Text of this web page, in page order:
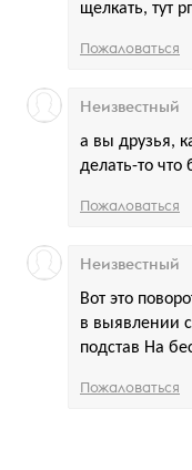
щелкать, тут
Пожаловаться
а вы друзья,
делать-то что
Неизвестный
Пожаловаться
Вот это
в выявлении
подстав На
Неизвестный
Пожаловаться